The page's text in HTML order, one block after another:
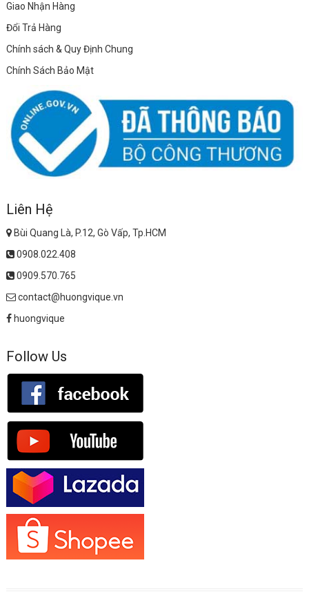
Giao Nhận Hàng
Đổi Trả Hàng
Chính sách & Quy Định Chung
Chính Sách Bảo Mật
Liên Hệ
Bùi Quang Là, P.12, Gò Vấp, Tp.HCM
0908.022.408
0909.570.765
contact@huongvique.vn
huongvique
Follow Us